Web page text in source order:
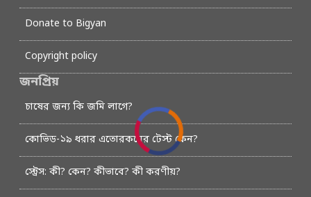
Donate to Bigyan
Copyright policy
জনপ্রিয়
চাষের জন্য কি জমি লাগে?
কোভিড-১৯ ধরার এতোরকমের টেস্ট কেন?
স্ট্রেস: কী? কেন? কীভাবে? কী করণীয়?